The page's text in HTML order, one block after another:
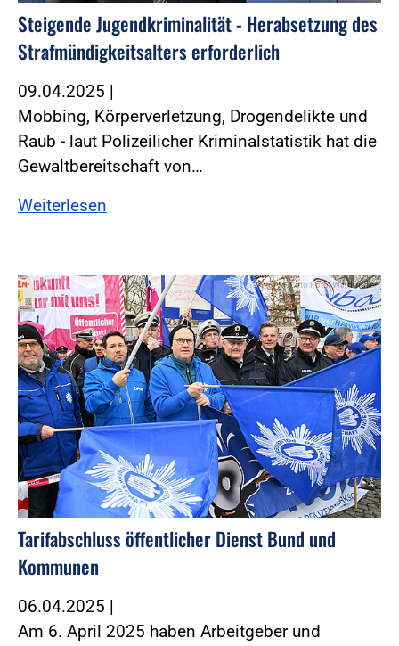
Steigende Jugendkriminalität - Herabsetzung des
Strafmündigkeitsalters erforderlich
09.04.2025 |
Mobbing, Körperverletzung, Drogendelikte und
Raub - laut Polizeilicher Kriminalstatistik hat die
Gewaltbereitschaft von…
Weiterlesen
Foto:Foto: Windmüller
Tarifabschluss öffentlicher Dienst Bund und
Kommunen
06.04.2025 |
Am 6. April 2025 haben Arbeitgeber und